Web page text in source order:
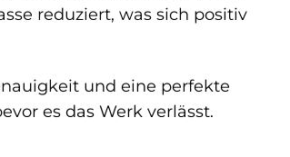
reduziert, was sich positiv
und eine perfekte
es das Werk verlässt.